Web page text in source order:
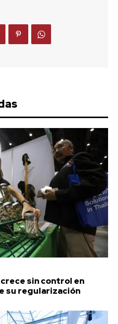
sin control en
su regularización